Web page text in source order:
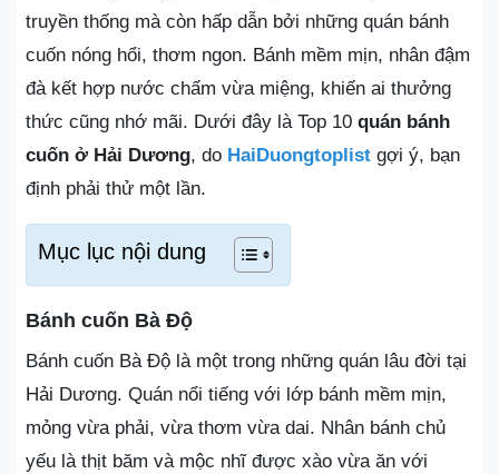
truyền thống mà còn hấp dẫn bởi những quán bánh
cuốn nóng hổi, thơm ngon. Bánh mềm mịn, nhân đậm
đà kết hợp nước chấm vừa miệng, khiến ai thưởng
thức cũng nhớ mãi. Dưới đây là Top 10 quán bánh
cuốn ở Hải Dương, do HaiDuongtoplist gợi ý, bạn
định phải thử một lần.
Mục lục nội dung
Bánh cuốn Bà Độ
Bánh cuốn Bà Độ là một trong những quán lâu đời tại
Hải Dương. Quán nổi tiếng với lớp bánh mềm mịn,
mỏng vừa phải, vừa thơm vừa dai. Nhân bánh chủ
yếu là thịt băm và mộc nhĩ được xào vừa ăn với